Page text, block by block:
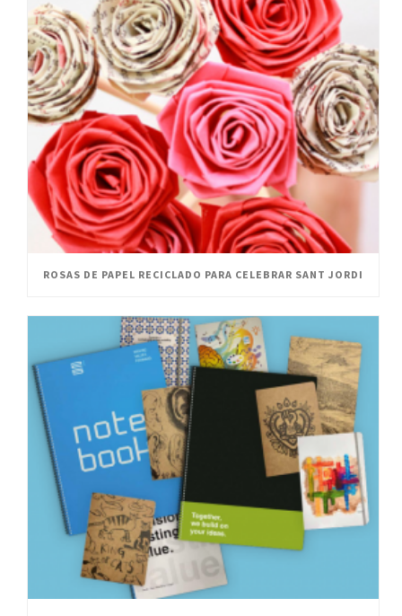
ROSAS DE PAPEL RECICLADO PARA CELEBRAR SANT JORDI